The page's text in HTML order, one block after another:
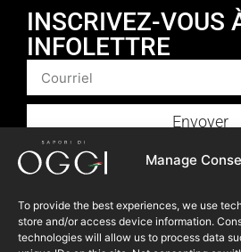
Manage
To provide the best experiences, we use
store and/or access device information.
technologies will allow us to process data
INSCRIVEZ-VOUS
INFOLETTRE
Envoyer
Produits
Recettes​
Articles